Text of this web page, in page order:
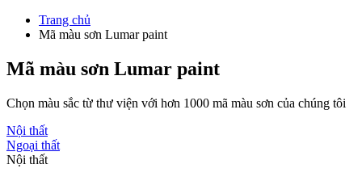
Trang chủ
Mã màu sơn Lumar paint
Mã màu sơn Lumar paint
Chọn màu sắc từ thư viện với hơn 1000 mã màu sơn của chúng tôi
Nội thất
Ngoại thất
Nội thất